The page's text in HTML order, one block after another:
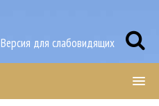
Версия для слабовидящих